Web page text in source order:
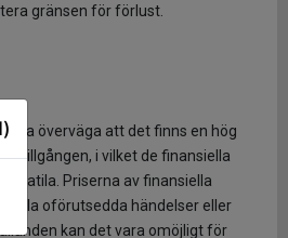
gränsen för förlust.
överväga att det finns en hög
tillgången, i vilket de finansiella
Priserna av finansiella
oförutsedda händelser eller
kan det vara omöjligt för